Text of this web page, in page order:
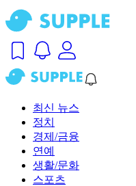
최신 뉴스
정치
경제/금융
연예
생활/문화
스포츠